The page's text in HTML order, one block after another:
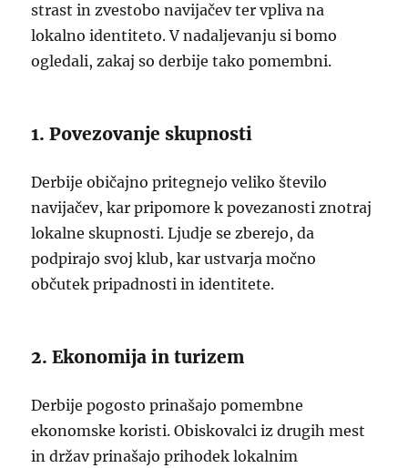
strast in zvestobo navijačev ter vpliva na
lokalno identiteto. V nadaljevanju si bomo
ogledali, zakaj so derbije tako pomembni.
1. Povezovanje skupnosti
Derbije običajno pritegnejo veliko število
navijačev, kar pripomore k povezanosti znotraj
lokalne skupnosti. Ljudje se zberejo, da
podpirajo svoj klub, kar ustvarja močno
občutek pripadnosti in identitete.
2. Ekonomija in turizem
Derbije pogosto prinašajo pomembne
ekonomske koristi. Obiskovalci iz drugih mest
in držav prinašajo prihodek lokalnim